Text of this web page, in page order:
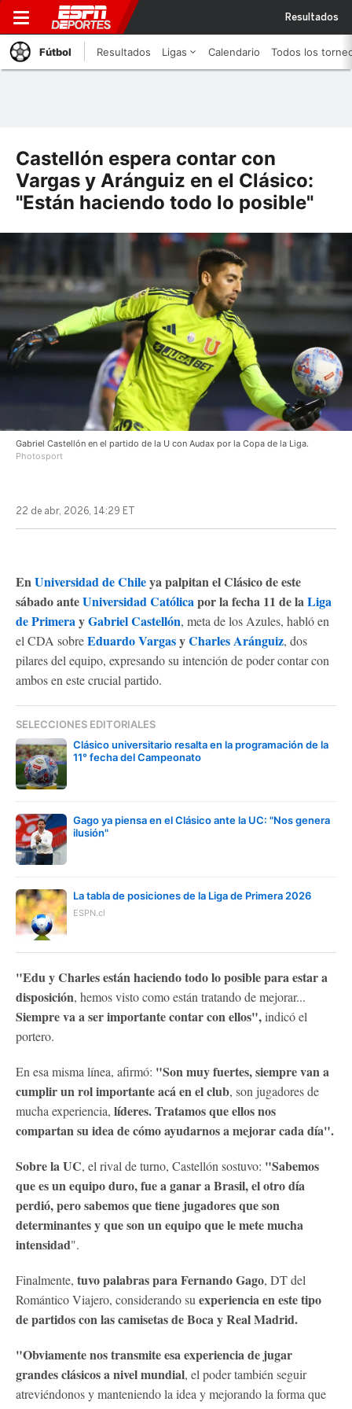
Resultados
Fútbol Resultados Ligas Calendario Todos los
Castellón espera contar con
Vargas y Aránguiz en el Clásico:
"Están haciendo todo lo posible"
Gabriel Castellón en el partido de la U con Audax por la Copa de la Liga.
Photosport
22 de abr, 2026, 14:29 ET
EnUniversidad de Chileya palpitan el Clásico de este
sábado anteUniversidad Católicapor la fecha 11 de laLiga
de PrimerayGabriel Castellón, meta de los Azules, habló en
el CDA sobreEduardo VargasyCharles Aránguiz, dos
pilares del equipo, expresando su intención de poder contar con
ambos en este crucial partido.
SELECCIONES EDITORIALES
Clásico universitario resalta en la programación de la
11° fecha del Campeonato
Gago ya piensa en el Clásico ante la UC: "Nos genera
ilusión"
La tabla de posiciones de la Liga de Primera 2026
ESPN.cl
"Edu y Charles están haciendo todo lo posible para estar a
disposición, hemos visto como están tratando de mejorar...
Siempre va a ser importante contar con ellos",indicó el
portero.
En esa misma línea, afirmó: "Son muy fuertes, siempre van a
cumplir un rol importante acá en el club, son jugadores de
mucha experiencia, líderes. Tratamos que ellos nos
compartan su idea de cómo ayudarnos a mejorar cada día".
Sobre la UC, el rival de turno, Castellón sostuvo: "Sabemos
que es un equipo duro, fue a ganar a Brasil, el otro día
perdió, pero sabemos que tiene jugadores que son
determinantes y que son un equipo que le mete mucha
intensidad".
Finalmente, tuvo palabras para Fernando Gago, DT del
Romántico Viajero, considerando su experiencia en este tipo
de partidos con las camisetas de Boca y Real Madrid.
"Obviamente nos transmite esa experiencia de jugar
grandes clásicos a nivel mundial, el poder también seguir
atreviéndonos y manteniendo la idea y mejorando la forma que